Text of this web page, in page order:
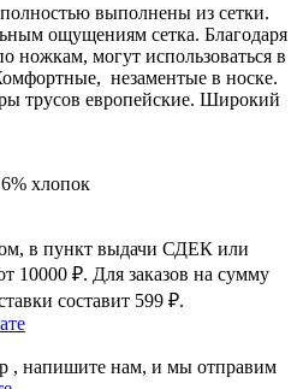
выполнены из сетки.
ощущениям сетка. Благодаря
ножкам, могут использоваться в
незаментые в носке.
трусов европейские. Широкий
хлопок
в пункт выдачи СДЕК или
10000 ₽. Для заказов на сумму
составит 599 ₽.
, напишите нам, и мы отправим